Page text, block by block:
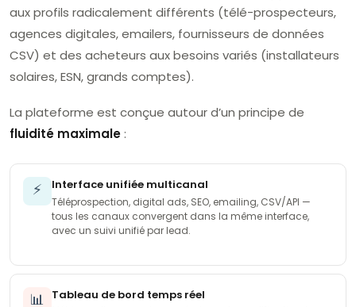
aux profils radicalement différents (télé-prospecteurs,
agences digitales, emailers, fournisseurs de données
CSV) et des acheteurs aux besoins variés (installateurs
solaires, ESN, grands comptes).
La plateforme est conçue autour d’un principe de
fluidité maximale :
⚡ Interface unifiée multicanal
Téléprospection, digital ads, SEO, emailing, CSV/API —
tous les canaux convergent dans la même interface,
avec un suivi unifié par lead.
📊 Tableau de bord temps réel